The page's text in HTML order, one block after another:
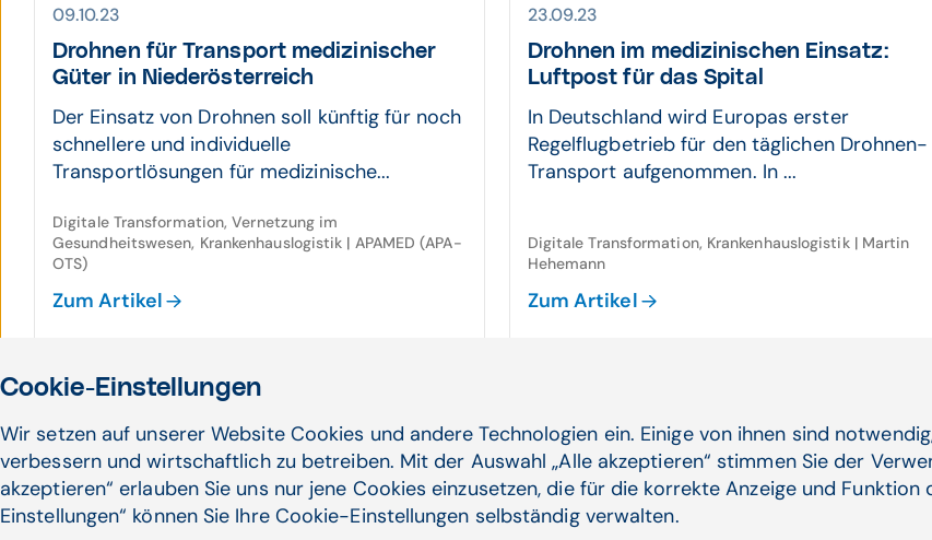
09.10.23
Drohnen für Trans­port medizi­nischer
Güter in Nieder­öster­reich
Der Einsatz von Drohnen soll künftig für noch
schnellere und individuelle
Transportlösungen für medizinische...
Digitale Transformation, Vernetzung im
Gesundheitswesen, Krankenhauslogistik | APAMED (APA-
OTS)
Zum Artikel
23.09.23
Drohnen im medi­zin­ischen Einsatz:
Luft­post für das Spital
In Deutschland wird Europas erster
Regelflugbetrieb für den täglichen Drohnen-
Transport aufgenommen. In ...
Digitale Transformation, Krankenhauslogistik | Martin
Hehemann
Zum Artikel
Cookie-Einstellungen
Wir setzen auf unserer Website Cookies und andere Technologien ein. Einige von ihnen sind
verbessern und wirtschaftlich zu betreiben. Mit der Auswahl „Alle akzeptieren“ stimmen Sie der
akzeptieren“ erlauben Sie uns nur jene Cookies einzusetzen, die für die korrekte Anzeige und
Einstellungen“ können Sie Ihre Cookie-Einstellungen selbständig verwalten.